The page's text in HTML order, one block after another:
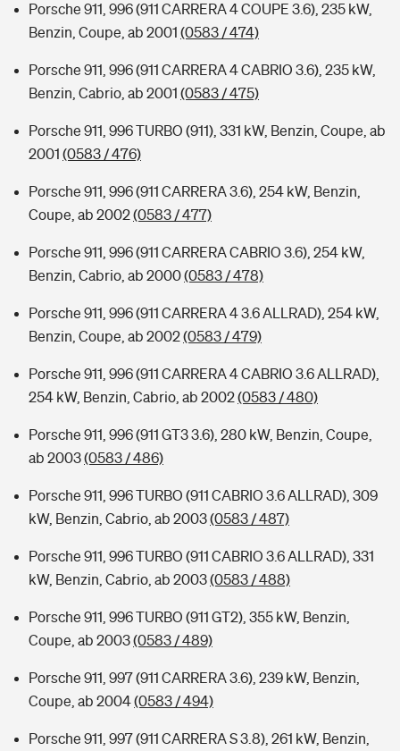
Porsche 911, 996 (911 CARRERA 4 COUPE 3.6), 235 kW,
Benzin, Coupe, ab 2001 (0583 / 474)
Porsche 911, 996 (911 CARRERA 4 CABRIO 3.6), 235 kW,
Benzin, Cabrio, ab 2001 (0583 / 475)
Porsche 911, 996 TURBO (911), 331 kW, Benzin, Coupe, ab
2001 (0583 / 476)
Porsche 911, 996 (911 CARRERA 3.6), 254 kW, Benzin,
Coupe, ab 2002(0583 / 477)
Porsche 911, 996 (911 CARRERA CABRIO 3.6), 254 kW,
Benzin, Cabrio, ab 2000(0583 / 478)
Porsche 911, 996 (911 CARRERA 4 3.6 ALLRAD), 254 kW,
Benzin, Coupe, ab 2002(0583 / 479)
Porsche 911, 996 (911 CARRERA 4 CABRIO 3.6 ALLRAD),
254 kW, Benzin, Cabrio, ab 2002(0583 / 480)
Porsche 911, 996 (911 GT3 3.6), 280 kW, Benzin, Coupe,
ab 2003(0583 / 486)
Porsche 911, 996 TURBO (911 CABRIO 3.6 ALLRAD), 309
kW, Benzin, Cabrio, ab 2003(0583 / 487)
Porsche 911, 996 TURBO (911 CABRIO 3.6 ALLRAD), 331
kW, Benzin, Cabrio, ab 2003(0583 / 488)
Porsche 911, 996 TURBO (911 GT2), 355 kW, Benzin,
Coupe, ab 2003(0583 / 489)
Porsche 911, 997 (911 CARRERA 3.6), 239 kW, Benzin,
Coupe, ab 2004(0583 / 494)
Porsche 911, 997 (911 CARRERA S 3.8), 261 kW, Benzin,